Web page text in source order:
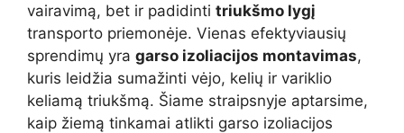
vairavimą, bet ir padidinti triukšmo lygį
transporto priemonėje. Vienas efektyviausių
sprendimų yra garso izoliacijos montavimas,
kuris leidžia sumažinti vėjo, kelių ir variklio
keliamą triukšmą. Šiame straipsnyje aptarsime,
kaip žiemą tinkamai atlikti garso izoliacijos